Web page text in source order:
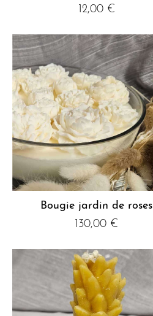
12,00 €
Bougie jardin de roses
130,00 €